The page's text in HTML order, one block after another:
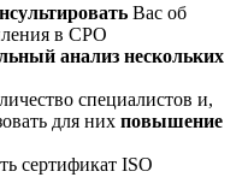
Вас об
в СРО
анализ нескольких
специалистов и,
для них повышение
сертификат ISO